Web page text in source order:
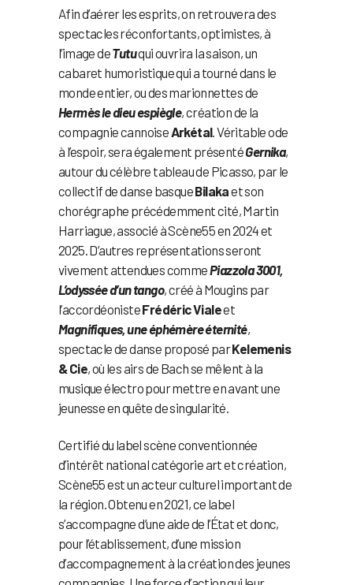
Afin d’aérer les esprits, on retrouvera des
spectacles réconfortants, optimistes, à
l’image deTutuqui ouvrira la saison, un
cabaret humoristique qui a tourné dans le
monde entier, ou des marionnettes de
Hermès le dieu espiègle, création de la
compagnie cannoiseArkétal. Véritable ode
à l’espoir, sera également présentéGernika,
autour du célèbre tableau de Picasso, par le
collectif de danse basqueBilakaet son
chorégraphe précédemment cité, Martin
Harriague, associé à Scène55 en 2024 et
2025. D’autres représentations seront
vivement attendues commePiazzola 3001,
L’odyssée d’un tango, créé à Mougins par
l’accordéonisteFrédéric Vialeet
Magnifiques, une éphémère éternité,
spectacle de danse proposé parKelemenis
& Cie, où les airs de Bach se mêlent à la
musique électro pour mettre en avant une
jeunesse en quête de singularité.
Certifié du label scène conventionnée
d’intérêt national catégorie art et création,
Scène55 est un acteur culturel important de
la région. Obtenu en 2021, ce label
s’accompagne d’une aide de l’État et donc,
pour l’établissement, d’une mission
d’accompagnement à la création des jeunes